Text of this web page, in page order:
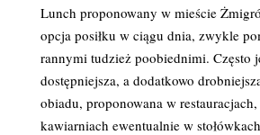
Lunch proponowany w mieście
opcja posiłku w ciągu dnia, zwykle
rannymi tudzież poobiednimi. Często
dostępniejsza, a dodatkowo
obiadu, proponowana w
kawiarniach ewentualnie w